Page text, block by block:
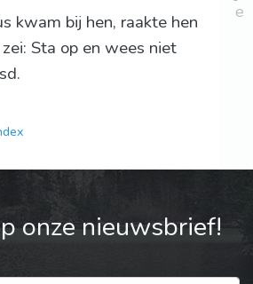
kwam bij hen, raakte hen
Sta op en wees niet
e
onze nieuwsbrief!